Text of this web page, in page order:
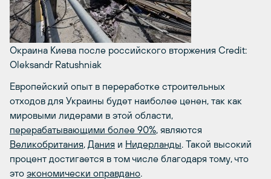
Окраина Киева после российского вторжения Credit:
Oleksandr Ratushniak
Европейский опыт в переработке строительных
отходов для Украины будет наиболее ценен, так как
мировыми лидерами в этой области,
перерабатывающими более 90%, являются
Великобритания, Дания и Нидерланды. Такой высокий
процент достигается в том числе благодаря тому, что
это экономически оправдано.